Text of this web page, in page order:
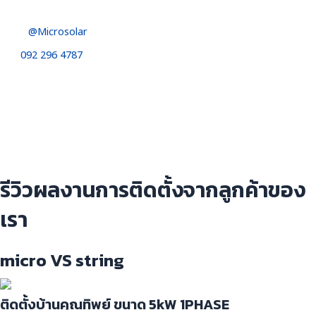
@Microsolar
092 296 4787
รีวิวผลงานการติดตั้งจากลูกค้าของ
เรา
micro VS string
ติดตั้งบ้านคุณทิพย์ ขนาด 5kW 1PHASE